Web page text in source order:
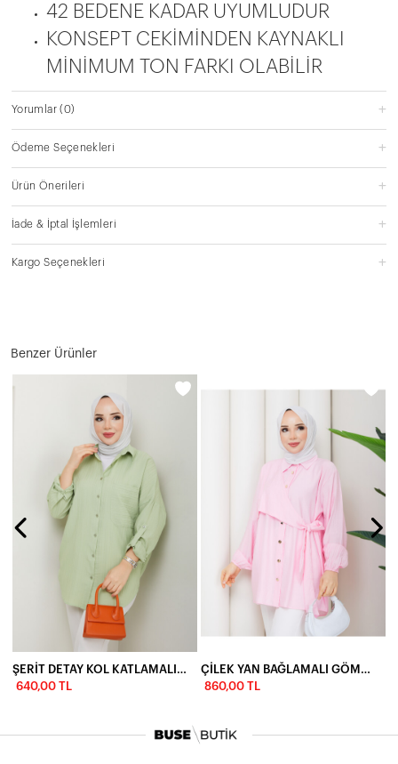
42 BEDENE KADAR UYUMLUDUR
KONSEPT CEKİMİNDEN KAYNAKLI
MİNİMUM TON FARKI OLABİLİR
Yorumlar(0)
Ödeme Seçenekleri
Ürün Önerileri
İade & İptal İşlemleri
Kargo Seçenekleri
Benzer Ürünler
640,00 TL
860,00 TL